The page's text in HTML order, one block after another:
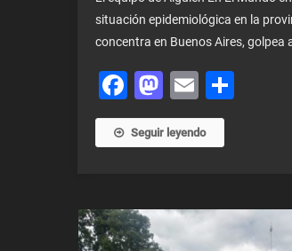
situación epidemiológica en la
concentra en Buenos Aires, golpea
Facebook
Mastodon
Email
Seguir leyendo